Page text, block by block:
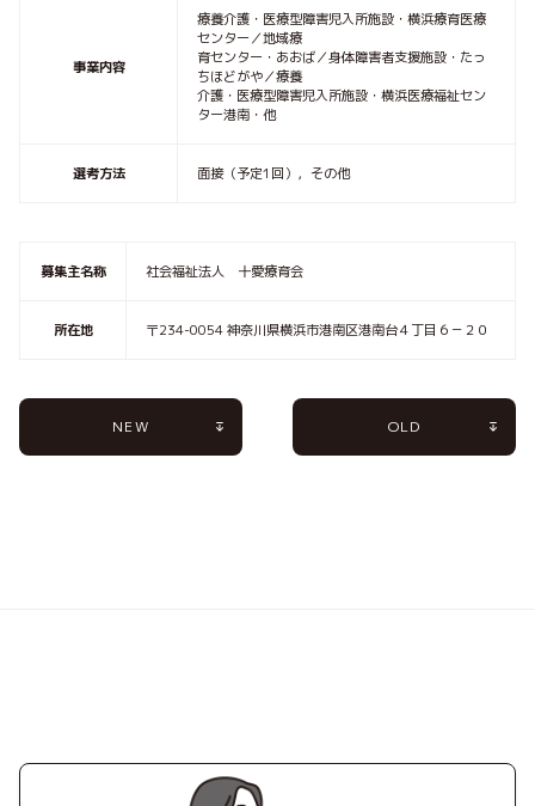
事業内容
療養介護・医療型障害児入所施設・横浜療育医療
センター／地域療
育センター・あおば／身体障害者支援施設・たっ
ちほどがや／療養
介護・医療型障害児入所施設・横浜医療福祉セン
ター港南・他
選考方法 面接（予定1回），その他
募集主名称 社会福祉法人 十愛療育会
所在地 〒234-0054 神奈川県横浜市港南区港南台４丁目６－２０
NEW OLD